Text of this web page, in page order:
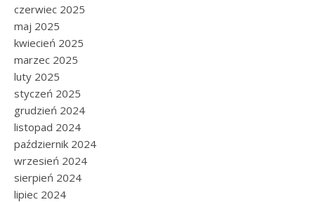
czerwiec 2025
maj 2025
kwiecień 2025
marzec 2025
luty 2025
styczeń 2025
grudzień 2024
listopad 2024
październik 2024
wrzesień 2024
sierpień 2024
lipiec 2024